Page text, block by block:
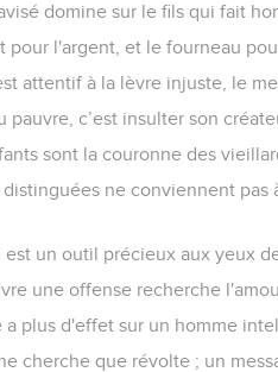
domine sur le fils qui fait
pour l'argent, et le fourneau
attentif à la lèvre injuste, le
pauvre, c’est insulter son
sont la couronne des
distinguées ne conviennent
est un outil précieux aux yeux
une offense recherche
a plus d'effet sur un homme
cherche que révolte ; un